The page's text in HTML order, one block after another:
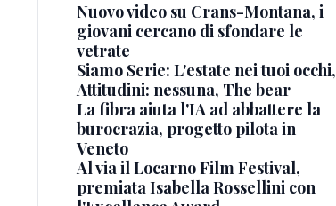
Nuovo video su Crans-Montana, i
giovani cercano di sfondare le
vetrate
Siamo Serie: L'estate nei tuoi occhi,
Attitudini: nessuna, The bear
La fibra aiuta l'IA ad abbattere la
burocrazia, progetto pilota in
Veneto
Al via il Locarno Film Festival,
premiata Isabella Rossellini con